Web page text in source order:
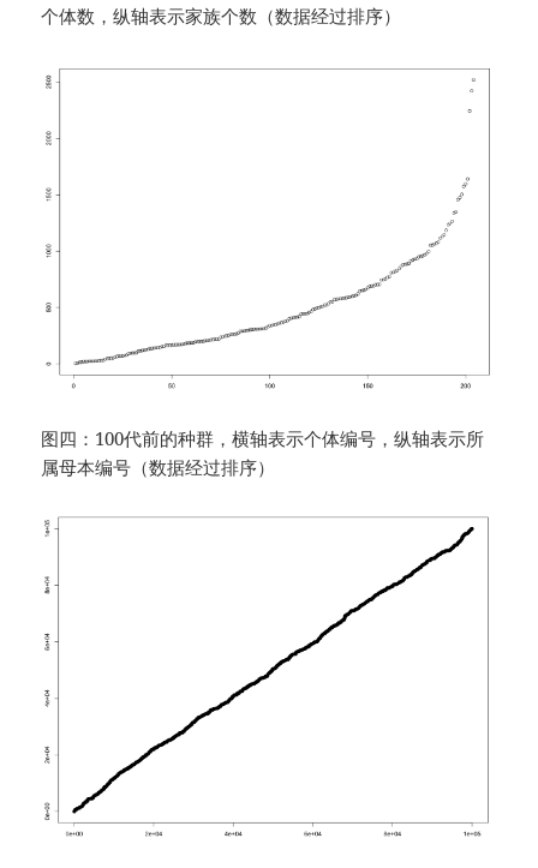
个体数，纵轴表示家族个数（数据经过排序）
图四：100代前的种群，横轴表示个体编号，纵轴表示所
属母本编号（数据经过排序）